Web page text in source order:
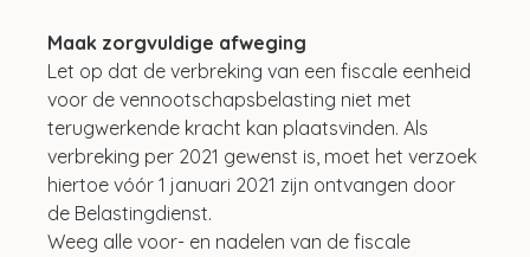
Maak zorgvuldige afweging
Let op dat de verbreking van een fiscale eenheid
voor de vennootschapsbelasting niet met
terugwerkende kracht kan plaatsvinden. Als
verbreking per 2021 gewenst is, moet het verzoek
hiertoe vóór 1 januari 2021 zijn ontvangen door
de Belastingdienst.
Weeg alle voor- en nadelen van de fiscale